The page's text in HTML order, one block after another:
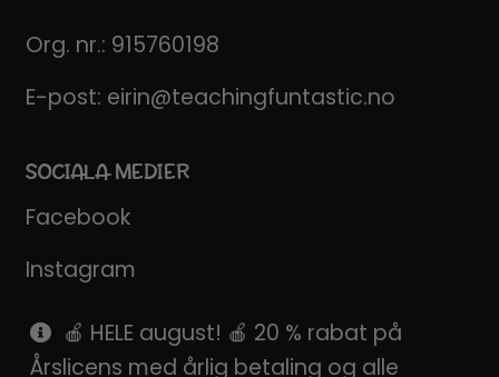
Org. nr.: 915760198
E-post: eirin@teachingfuntastic.no
SOCIALA MEDIER
Facebook
Instagram
Pinterest
🍎 HELE august! 🍎 20 % rabat på
Årslicens med årlig betaling og alle